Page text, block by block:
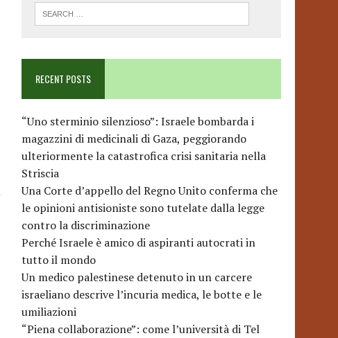
RECENT POSTS
“Uno sterminio silenzioso”: Israele bombarda i
magazzini di medicinali di Gaza, peggiorando
ulteriormente la catastrofica crisi sanitaria nella
Striscia
Una Corte d’appello del Regno Unito conferma che
le opinioni antisioniste sono tutelate dalla legge
contro la discriminazione
Perché Israele è amico di aspiranti autocrati in
tutto il mondo
Un medico palestinese detenuto in un carcere
israeliano descrive l’incuria medica, le botte e le
umiliazioni
“Piena collaborazione”: come l’università di Tel